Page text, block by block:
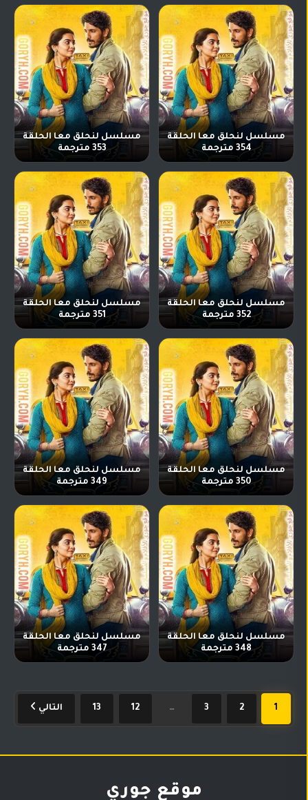
مسلسل لنحلق معا الحلقة
354 مترجمة
مسلسل لنحلق معا الحلقة
353 مترجمة
مسلسل لنحلق معا الحلقة
352 مترجمة
مسلسل لنحلق معا الحلقة
351 مترجمة
مسلسل لنحلق معا الحلقة
350 مترجمة
مسلسل لنحلق معا الحلقة
349 مترجمة
مسلسل لنحلق معا الحلقة
348 مترجمة
مسلسل لنحلق معا الحلقة
347 مترجمة
1
2
3
…
12
13 التالي
موقع جوري